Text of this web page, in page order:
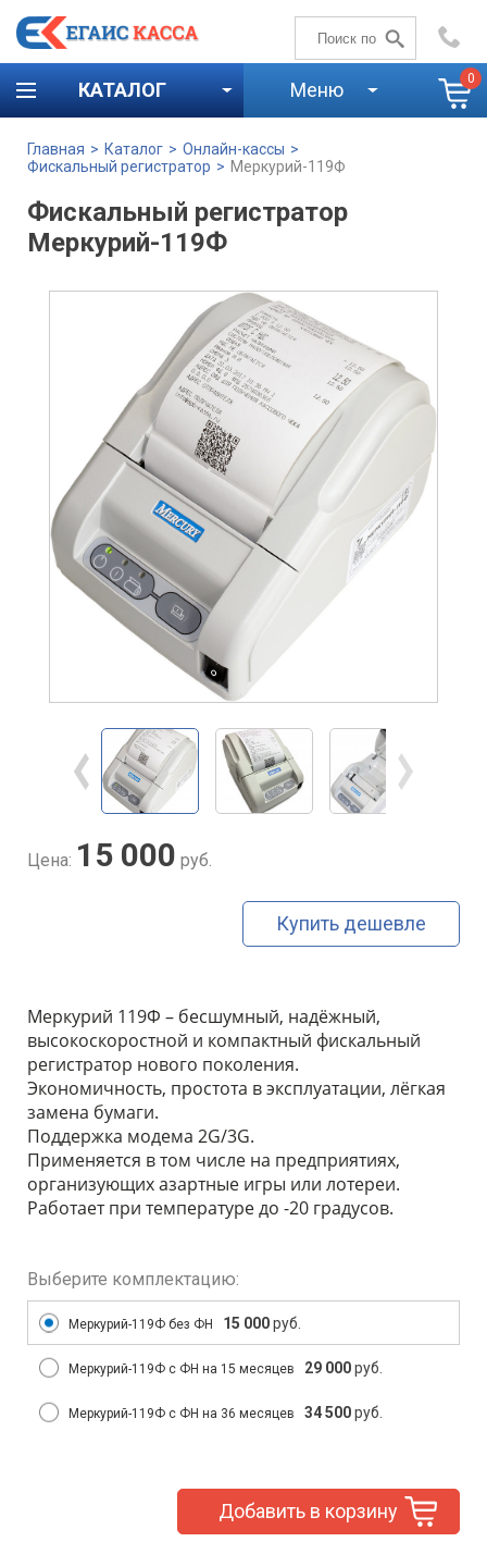
+7 (4842)59-58-00
КАТАЛОГ Меню 0
Главная > Каталог > Онлайн-кассы >
Фискальный регистратор > Меркурий-119Ф
Фискальный регистратор
Меркурий-119Ф
Купить дешевле
Цена: 15 000 руб.
Меркурий 119Ф – бесшумный, надёжный,
высокоскоростной и компактный фискальный
регистратор нового поколения.
Экономичность, простота в эксплуатации, лёгкая
замена бумаги.
Поддержка модема 2G/3G.
Применяется в том числе на предприятиях,
организующих азартные игры или лотереи.
Работает при температуре до -20 градусов.
Выберите комплектацию:
Меркурий-119Ф без ФН 15 000руб.
Меркурий-119Ф с ФН на 15 месяцев 29 000руб.
Меркурий-119Ф с ФН на 36 месяцев 34 500руб.
Добавить в корзину